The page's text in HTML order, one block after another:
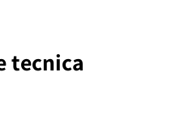
tecnica